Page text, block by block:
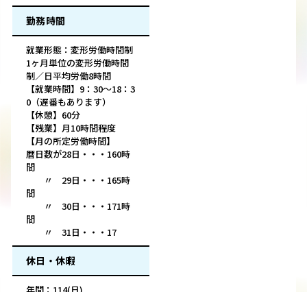
勤務時間
就業形態：変形労働時間制
1ヶ月単位の変形労働時間
制／日平均労働8時間
【就業時間】9：30～18：3
0（遅番もあります）
【休憩】60分
【残業】月10時間程度
【月の所定労働時間】
暦日数が28日・・・160時
間
〃 29日・・・165時
間
〃 30日・・・171時
間
〃 31日・・・17
休日・休暇